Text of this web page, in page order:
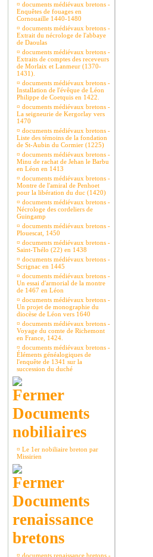
¤ documents médiévaux bretons -
Enquêtes de fouages en
Cornouaille 1440-1480
¤ documents médiévaux bretons -
Extrait du nécrologe de l'abbaye
de Daoulas
¤ documents médiévaux bretons -
Extraits de comptes des receveurs
de Morlaix et Lanmeur (1370-
1431).
¤ documents médiévaux bretons -
Installation de l'évêque de Léon
Philippe de Coetquis en 1422.
¤ documents médiévaux bretons -
La seigneurie de Kergorlay vers
1470
¤ documents médiévaux bretons -
Liste des témoins de la fondation
de St-Aubin du Cormier (1225)
¤ documents médiévaux bretons -
Minu de rachat de Jehan le Barbu
en Léon en 1413
¤ documents médiévaux bretons -
Montre de l'amiral de Penhoet
pour la libération du duc (1420)
¤ documents médiévaux bretons -
Nécrologe des cordeliers de
Guingamp
¤ documents médiévaux bretons -
Plouescat, 1450
¤ documents médiévaux bretons -
Saint-Thélo (22) en 1438
¤ documents médiévaux bretons -
Scrignac en 1445
¤ documents médiévaux bretons -
Un essai d'armorial de la montre
de 1467 en Léon
¤ documents médiévaux bretons -
Un projet de monographie du
diocèse de Léon vers 1640
¤ documents médiévaux bretons -
Voyage du comte de Richemont
en France, 1424.
¤ documents médiévaux bretons -
Éléments généalogiques de
l'enquête de 1341 sur la
succession du duché
Documents
nobiliaires
¤ Le 1er nobiliaire breton par
Missirien
Documents
renaissance
bretons
¤ documents renaissance bretons -